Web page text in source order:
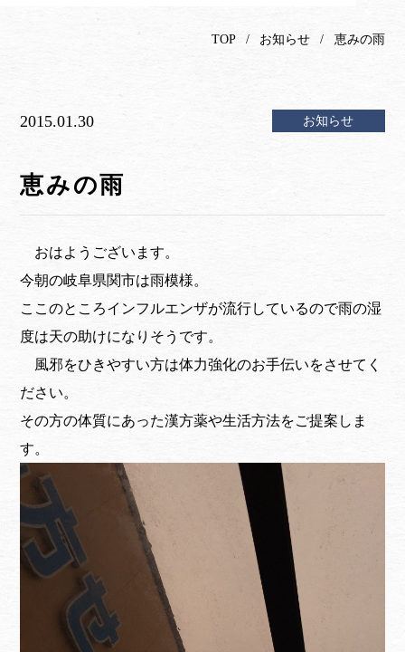
TOP お知らせ 恵みの雨
2015.01.30 お知らせ
恵みの雨
おはようございます。
今朝の岐阜県関市は雨模様。
ここのところインフルエンザが流行しているので雨の湿
度は天の助けになりそうです。
風邪をひきやすい方は体力強化のお手伝いをさせてく
ださい。
その方の体質にあった漢方薬や生活方法をご提案しま
す。